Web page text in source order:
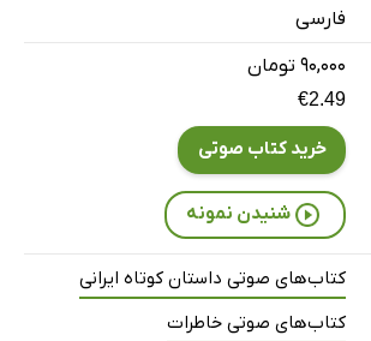
فارسی
۹۰,۰۰۰ تومان
€2.49
خرید کتاب صوتی
شنیدن نمونه
کتاب‌های صوتی داستان کوتاه ایرانی
کتاب‌های صوتی خاطرات